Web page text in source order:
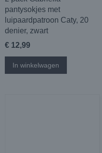
pantysokjes met
luipaardpatroon Caty, 20
denier, zwart
€ 12,99
In winkelwagen